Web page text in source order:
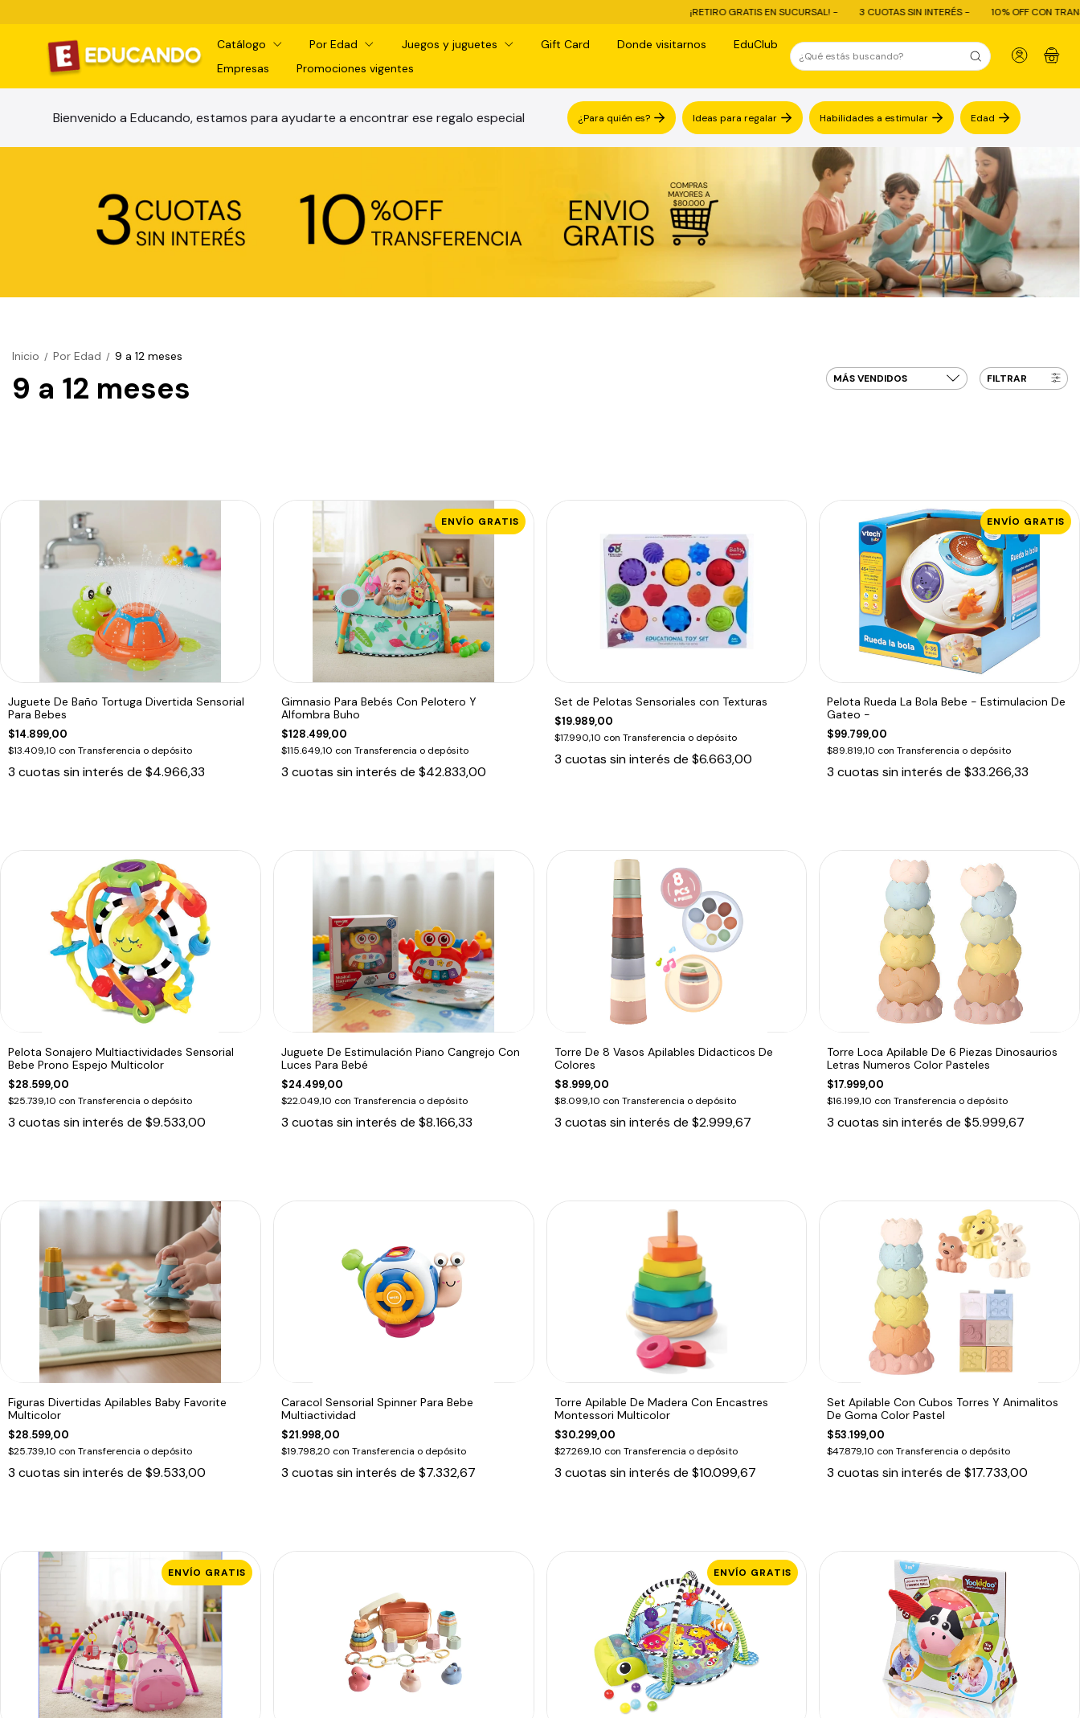
¡RETIRO GRATIS EN SUCURSAL! - 3 CUOTAS SIN INTERÉS - 10% OFF CON TRANSFERENCIA - ENVÍO
Catálogo Por Edad Juegos y juguetes Gift Card Donde visitarnos
EduClub
Empresas
Promociones vigentes
0
Bienvenido a Educando, estamos para ayudarte a encontrar ese regalo especial ¿Para quién es? Ideas para regalar Habilidades a estimular Edad
Inicio / Por Edad / 9 a 12 meses
9 a 12 meses FILTRAR
Juguete De Baño Tortuga Divertida Sensorial
Para Bebes
$14.899,00
$13.409,10 con Transferencia o depósito
3 cuotas sin interés de $4.966,33
ENVÍO GRATIS
Gimnasio Para Bebés Con Pelotero Y
Alfombra Buho
$128.499,00
$115.649,10 con Transferencia o depósito
3 cuotas sin interés de $42.833,00
Set de Pelotas Sensoriales con Texturas
$19.989,00
$17.990,10 con Transferencia o depósito
3 cuotas sin interés de $6.663,00
ENVÍO GRATIS
Pelota Rueda La Bola Bebe - Estimulacion De
Gateo -
$99.799,00
$89.819,10 con Transferencia o depósito
3 cuotas sin interés de$33.266,33
Pelota Sonajero Multiactividades Sensorial
Bebe Prono Espejo Multicolor
$28.599,00
$25.739,10 con Transferencia o depósito
3 cuotas sin interés de $9.533,00
Juguete De Estimulación Piano Cangrejo Con
Luces Para Bebé
$24.499,00
$22.049,10 con Transferencia o depósito
3 cuotas sin interés de $8.166,33
Torre De 8 Vasos Apilables Didacticos De
Colores
$8.999,00
$8.099,10 con Transferencia o depósito
3 cuotas sin interés de $2.999,67
Torre Loca Apilable De 6 Piezas Dinosaurios
Letras Numeros Color Pasteles
$17.999,00
$16.199,10 con Transferencia o depósito
3 cuotas sin interés de$5.999,67
Figuras Divertidas Apilables Baby Favorite
Multicolor
$28.599,00
$25.739,10 con Transferencia o depósito
3 cuotas sin interés de $9.533,00
Caracol Sensorial Spinner Para Bebe
Multiactividad
$21.998,00
$19.798,20 con Transferencia o depósito
3 cuotas sin interés de $7.332,67
Torre Apilable De Madera Con Encastres
Montessori Multicolor
$30.299,00
$27.269,10 con Transferencia o depósito
3 cuotas sin interés de $10.099,67
Set Apilable Con Cubos Torres Y Animalitos
De Goma Color Pastel
$53.199,00
$47.879,10 con Transferencia o depósito
3 cuotas sin interés de$17.733,00
ENVÍO GRATIS ENVÍO GRATIS